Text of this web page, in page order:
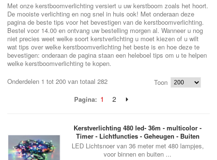
Met onze kerstboomverlichting versiert u uw kerstboom zoals het hoort.
De mooiste verlichting en nog snel in huis ook! Met onderaan deze
pagina de beste tips voor het bevestigen van de kerstboomverlichting.
Bestel voor 14.00 en ontvang uw bestelling morgen al. Wanneer u nog
niet precies weet welke soort kerstverlichting u moet kiezen of u wilt
wat tips over welke kerstboomverlichting het beste is en hoe deze te
bevestigen: onderaan de pagina staan een heleboel tips om u te helpen
welke kerstboomverlichting te kopen.
Onderdelen 1 tot 200 van totaal 282
Toon
Pagina: 1 2
Kerstverlichting 480 led- 36m - multicolor -
Timer - Lichtfuncties - Geheugen - Buiten
LED Lichtsnoer van 36 meter met 480 lampjes,
voor binnen en buiten ...